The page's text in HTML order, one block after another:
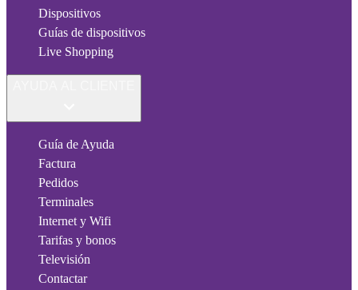
Dispositivos
Guías de dispositivos
Live Shopping
Guía de Ayuda
Factura
Pedidos
Terminales
Internet y Wifi
Tarifas y bonos
Televisión
Contactar